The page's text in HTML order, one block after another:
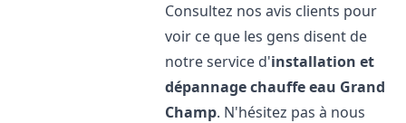
Consultez nos avis clients pour
voir ce que les gens disent de
notre service d'installation et
dépannage chauffe eau Grand
Champ. N'hésitez pas à nous